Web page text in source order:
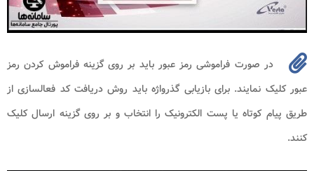
در صورت فراموشی رمز عبور باید بر روی گزینه فراموش کردن رمز
عبور کلیک نمایند. برای بازیابی گذرواژه باید روش دریافت کد فعالسازی از
طریق پیام کوتاه یا پست الکترونیک را انتخاب و بر روی گزینه ارسال کلیک
کنند.